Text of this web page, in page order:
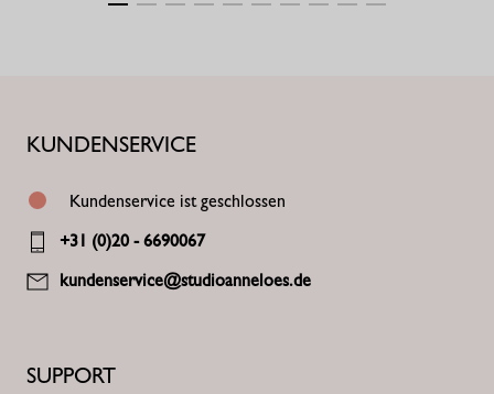
SUPPORT
KUNDENSERVICE
Kundenservice ist geschlossen
+31 (0)20 - 6690067
kundenservice@studioanneloes.de